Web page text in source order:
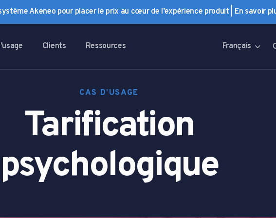
Akeneo pour placer le prix au cœur de l’expérience produit | En savoir
Clients Ressources Français
CAS D’USAGE
Tarification
psychologique